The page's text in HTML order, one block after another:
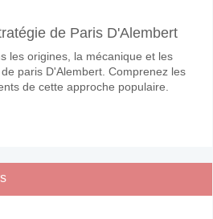
de Paris D'Alembert
les origines, la mécanique et les
paris D'Alembert. Comprenez les
de cette approche populaire.